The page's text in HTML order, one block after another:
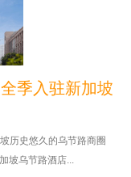
季入驻新加坡
历史悠久的乌节路商圈
坡乌节路酒店...